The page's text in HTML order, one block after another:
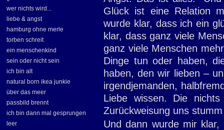
wer nichts wird...
liebe & angst
hamburg ohne merle
torben schreit
ein menschenkind
sein oder nicht sein
ich bin alt
natural born ikea junkie
über das meer
passbild brennt
ich bin dann mal gesprungen
leer
Glück ist eine Relation
wurde klar, dass ich ein
klar, dass ganz viele
ganz viele Menschen
Dinge tun oder haben,
haben, den wir lieben –
irgendjemanden,
Liebe wissen. Die
Zurückweisung uns
Und dann wurde mir